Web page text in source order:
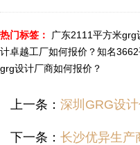
热门标签： 广东2111平方米grg
计卓越工厂如何报价？知名
grg设计厂商如何报价？
上一条： 深圳GRG设计
下一条： 长沙优异生产商